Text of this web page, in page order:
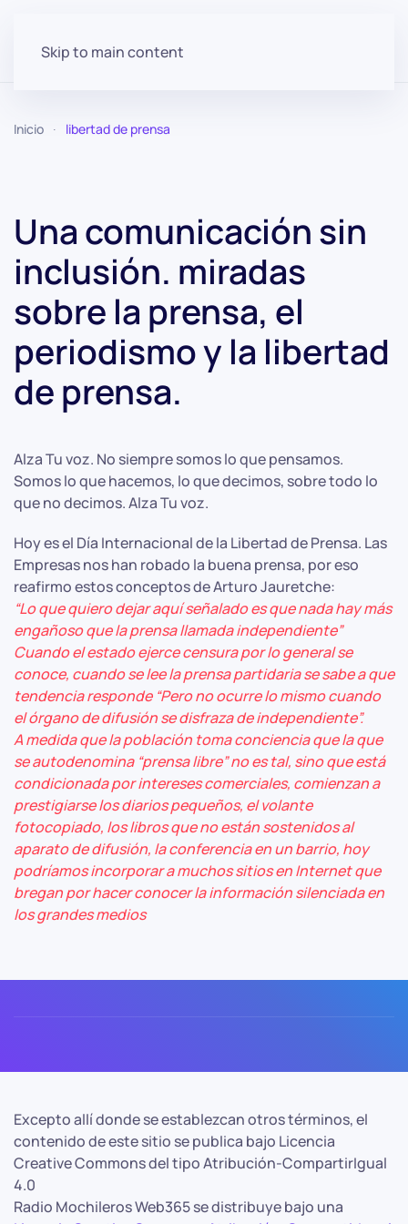
Skip to main content
Inicio libertad de prensa
Una comunicación sin
inclusión. miradas
sobre la prensa, el
periodismo y la libertad
de prensa.
Alza Tu voz. No siempre somos lo que pensamos.
Somos lo que hacemos, lo que decimos, sobre todo lo
que no decimos. Alza Tu voz.
Hoy es el Día Internacional de la Libertad de Prensa. Las
Empresas nos han robado la buena prensa, por eso
reafirmo estos conceptos de Arturo Jauretche:
“Lo que quiero dejar aquí señalado es que nada hay más
engañoso que la prensa llamada independiente”
Cuando el estado ejerce censura por lo general se
conoce, cuando se lee la prensa partidaria se sabe a que
tendencia responde “Pero no ocurre lo mismo cuando
el órgano de difusión se disfraza de independiente”.
A medida que la población toma conciencia que la que
se autodenomina “prensa libre” no es tal, sino que está
condicionada por intereses comerciales, comienzan a
prestigiarse los diarios pequeños, el volante
fotocopiado, los libros que no están sostenidos al
aparato de difusión, la conferencia en un barrio, hoy
podríamos incorporar a muchos sitios en Internet que
bregan por hacer conocer la información silenciada en
los grandes medios
Excepto allí donde se establezcan otros términos, el
contenido de este sitio se publica bajo Licencia
Creative Commons del tipo Atribución-CompartirIgual
4.0
Radio Mochileros Web365 se distribuye bajo una